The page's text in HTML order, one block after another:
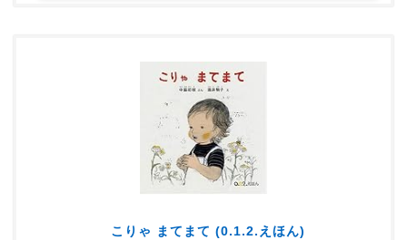
こりゃ まてまて (0.1.2.えほん)